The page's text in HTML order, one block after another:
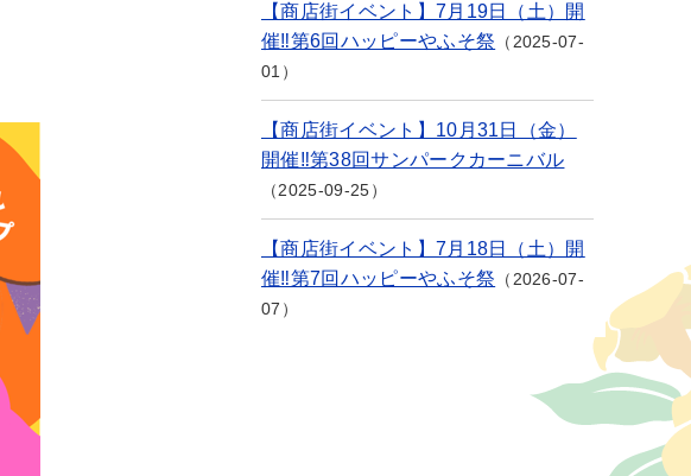
【商店街イベント】7月19日（土）開
催‼第6回ハッピーやふそ祭
2025-07-
01
【商店街イベント】10月31日（金）
開催‼第38回サンパークカーニバル
2025-09-25
【商店街イベント】7月18日（土）開
催‼第7回ハッピーやふそ祭
2026-07-
07